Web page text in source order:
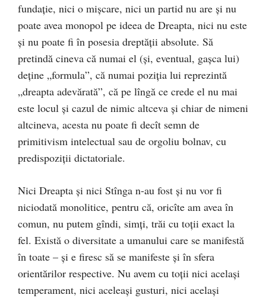
fundaţie, nici o mişcare, nici un partid nu are şi nu
poate avea monopol pe ideea de Dreapta, nici nu este
şi nu poate fi în posesia dreptăţii absolute. Să
pretindă cineva că numai el (şi, eventual, gaşca lui)
deţine „formula”, că numai poziţia lui reprezintă
„dreapta adevărată”, că pe lîngă ce crede el nu mai
este locul şi cazul de nimic altceva şi chiar de nimeni
altcineva, acesta nu poate fi decît semn de
primitivism intelectual sau de orgoliu bolnav, cu
predispoziţii dictatoriale.
Nici Dreapta şi nici Stînga n-au fost şi nu vor fi
niciodată monolitice, pentru că, oricîte am avea în
comun, nu putem gîndi, simţi, trăi cu toţii exact la
fel. Există o diversitate a umanului care se manifestă
în toate – şi e firesc să se manifeste şi în sfera
orientărilor respective. Nu avem cu toţii nici acelaşi
temperament, nici aceleaşi gusturi, nici acelaşi